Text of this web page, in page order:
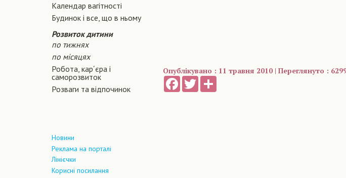
Календар вагітності
Будинок і все, що в ньому
Розвиток дитини
по тижнях
по місяцях
Робота, кар´єра і
саморозвиток
Розваги та відпочинок
Новини
Реклама на порталі
Лінієчки
Корисні посилання
Опублікувано : 11 травня 2010 | Переглянуто :
FacebookTwitter